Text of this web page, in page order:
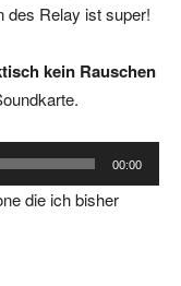
des Relay ist super!
kein Rauschen
00:00
die ich bisher